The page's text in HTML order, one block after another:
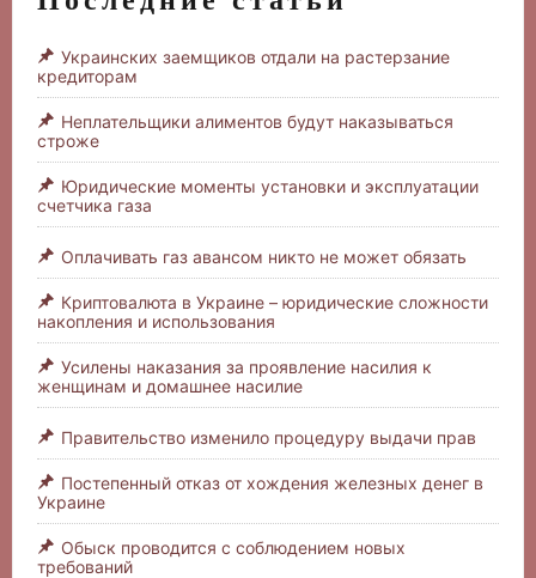
Украинских заемщиков отдали на растерзание
кредиторам
Неплательщики алиментов будут наказываться
строже
Юридические моменты установки и эксплуатации
счетчика газа
Оплачивать газ авансом никто не может обязать
Криптовалюта в Украине – юридические сложности
накопления и использования
Усилены наказания за проявление насилия к
женщинам и домашнее насилие
Правительство изменило процедуру выдачи прав
Постепенный отказ от хождения железных денег в
Украине
Обыск проводится с соблюдением новых
требований